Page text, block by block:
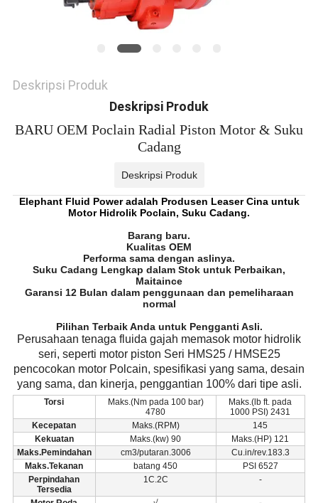
Deskripsi Produk
Deskripsi Produk
BARU OEM Poclain Radial Piston Motor & Suku
Cadang
Deskripsi Produk
Elephant Fluid Power adalah Produsen Leaser Cina untuk
Motor Hidrolik Poclain, Suku Cadang.
Barang baru.
Kualitas OEM
Performa sama dengan aslinya.
Suku Cadang Lengkap dalam Stok untuk Perbaikan,
Maitaince
Garansi 12 Bulan dalam penggunaan dan pemeliharaan
normal
Pilihan Terbaik Anda untuk Pengganti Asli.
Perusahaan tenaga fluida gajah memasok motor hidrolik
seri, seperti motor piston Seri HMS25 / HMSE25
pencocokan motor Polcain, spesifikasi yang sama, desain
yang sama, dan kinerja, penggantian 100% dari tipe asli.
Torsi
Maks.(Nm pada 100 bar)
4780
Maks.(lb ft. pada
1000 PSI) 2431
Kecepatan
Maks.(RPM)
145
Kekuatan
Maks.(kw) 90
Maks.(HP) 121
Maks.Pemindahan
cm3/putaran.3006
Cu.in/rev.183.3
Maks.Tekanan
batang 450
PSI 6527
Perpindahan
Tersedia
1C.2C -